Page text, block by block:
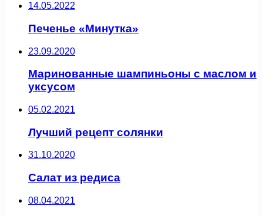
14.05.2022
Печенье «Минутка»
23.09.2020
Маринованные шампиньоны с маслом и
уксусом
05.02.2021
Лучший рецепт солянки
31.10.2020
Салат из редиса
08.04.2021